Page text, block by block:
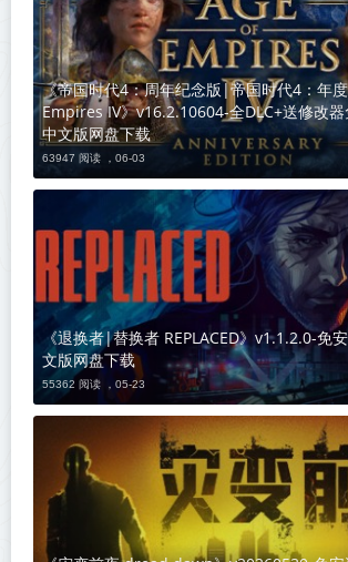
《帝国时代4：周年纪念版|帝国时代4：年
Empires IV》v16.2.10604-全DLC+送修改
中文版网盘下载
63947 阅读 ， 06-03
《退换者|替换者 REPLACED》v1.1.2.0-免
文版网盘下载
55362 阅读 ， 05-23